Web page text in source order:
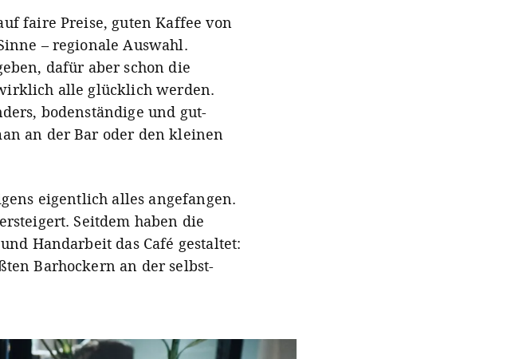
faire Preise, guten Kaffee von
– regionale Auswahl.
dafür aber schon die
alle glücklich werden.
bodenständige und gut-
an der Bar oder den kleinen
eigentlich alles angefangen.
Seitdem haben die
Handarbeit das Café gestaltet:
Barhockern an der selbst-